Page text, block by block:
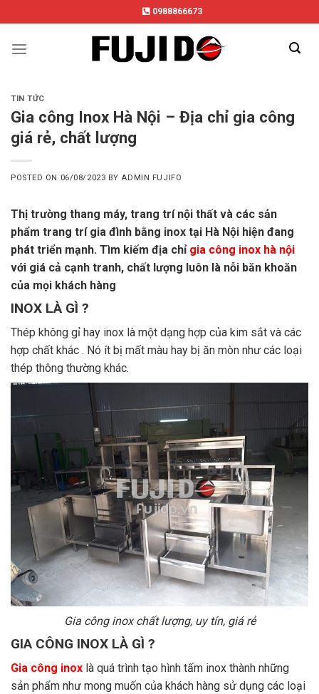
to
content
0988866673
TIN TỨC
Gia công Inox Hà Nội – Địa chỉ gia công
giá rẻ, chất lượng
POSTED ON 06/08/2023 BY ADMIN FUJIFO
Thị trường thang máy, trang trí nội thất và các sản
phẩm trang trí gia đình bằng inox tại Hà Nội hiện đang
phát triển mạnh. Tìm kiếm địa chỉ gia công inox hà nội
với giá cả cạnh tranh, chất lượng luôn là nỗi băn khoăn
của mọi khách hàng
INOX LÀ GÌ ?
Thép không gỉ hay inox là một dạng hợp của kim sắt và các
hợp chất khác . Nó ít bị mất màu hay bị ăn mòn như các loại
thép thông thường khác.
Gia công inox chất lượng, uy tín, giá rẻ
GIA CÔNG INOX LÀ GÌ ?
Gia công inox là quá trình tạo hình tấm inox thành những
sản phẩm như mong muốn của khách hàng sử dụng các loại